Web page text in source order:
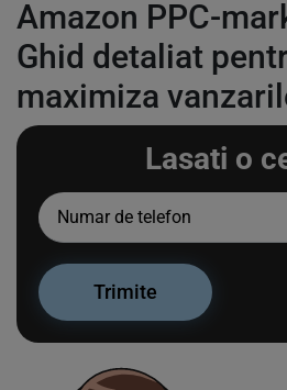
Amazon PPC-
Ghid detaliat
maximiza
Lasati o